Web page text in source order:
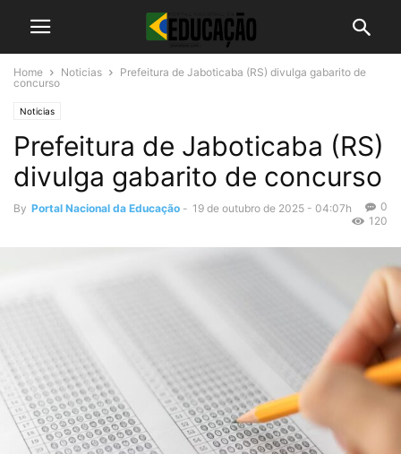
Home Noticias
Prefeitura de Jaboticaba (RS) divulga gabarito de
concurso
Noticias
Prefeitura de Jaboticaba (RS)
divulga gabarito de concurso
By Portal Nacional da Educação - 19 de outubro de 2025 - 04:07h
0
120